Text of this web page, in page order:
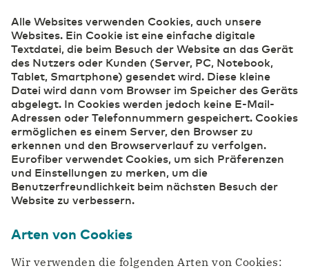
(Online-)Einzelhandel
Bauwesen
Industrie
Landwirtschaft, Lebensmittel & Getränke
IKT und Telekommunikation
Belgium English
France Français
Deutschland Deutsch
Germany English
Alle Websites verwenden Cookies, auch unsere
Websites. Ein Cookie ist eine einfache digitale
Textdatei, die beim Besuch der Website an das Gerät
des Nutzers oder Kunden (Server, PC, Notebook,
Tablet, Smartphone) gesendet wird. Diese kleine
Datei wird dann vom Browser im Speicher des Geräts
abgelegt. In Cookies werden jedoch keine E-Mail-
Adressen oder Telefonnummern gespeichert. Cookies
ermöglichen es einem Server, den Browser zu
erkennen und den Browserverlauf zu verfolgen.
Eurofiber verwendet Cookies, um sich Präferenzen
und Einstellungen zu merken, um die
Benutzerfreundlichkeit beim nächsten Besuch der
Website zu verbessern.
Arten von Cookies
Wir verwenden die folgenden Arten von Cookies: